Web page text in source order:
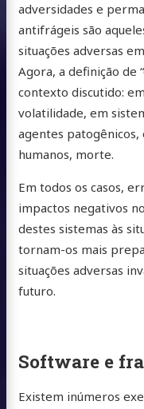
adversidades e
antifrágeis são
situações adversas
Agora, a definição de
contexto discutido:
volatilidade, em
agentes patogênicos,
humanos, morte.
Em todos os casos,
impactos negativos
destes sistemas às
tornam-os mais
situações adversas
futuro.
Software e
Existem inúmeros